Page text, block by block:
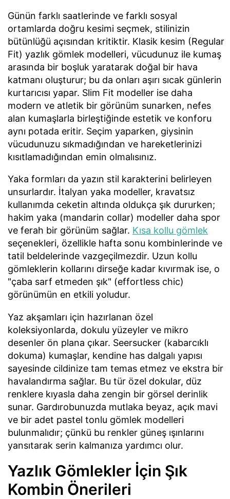
Günün farklı saatlerinde ve farklı sosyal
ortamlarda doğru kesimi seçmek, stilinizin
bütünlüğü açısından kritiktir. Klasik kesim (Regular
Fit) yazlık gömlek modelleri, vücudunuz ile kumaş
arasında bir boşluk yaratarak doğal bir hava
katmanı oluşturur; bu da onları aşırı sıcak günlerin
kurtarıcısı yapar. Slim Fit modeller ise daha
modern ve atletik bir görünüm sunarken, nefes
alan kumaşlarla birleştiğinde estetik ve konforu
aynı potada eritir. Seçim yaparken, giysinin
vücudunuzu sıkmadığından ve hareketlerinizi
kısıtlamadığından emin olmalısınız.
Yaka formları da yazın stil karakterini belirleyen
unsurlardır. İtalyan yaka modeller, kravatsız
kullanımda ceketin altında oldukça şık dururken;
hakim yaka (mandarin collar) modeller daha spor
ve ferah bir görünüm sağlar. Kısa kollu gömlek
seçenekleri, özellikle hafta sonu kombinlerinde ve
tatil beldelerinde vazgeçilmezdir. Uzun kollu
gömleklerin kollarını dirseğe kadar kıvırmak ise, o
"çaba sarf etmeden şık" (effortless chic)
görünümün en etkili yoludur.
Yaz akşamları için hazırlanan özel
koleksiyonlarda, dokulu yüzeyler ve mikro
desenler ön plana çıkar. Seersucker (kabarcıklı
dokuma) kumaşlar, kendine has dalgalı yapısı
sayesinde cildinize tam temas etmez ve ekstra bir
havalandırma sağlar. Bu tür özel dokular, düz
renklere kıyasla daha zengin bir görsel derinlik
sunar. Gardırobunuzda mutlaka beyaz, açık mavi
ve bir adet pastel tonlu gömlek modelleri
bulunmalıdır; çünkü bu renkler güneş ışınlarını
yansıtarak serin kalmanıza yardımcı olur.
Yazlık Gömlekler İçin Şık
Kombin Önerileri